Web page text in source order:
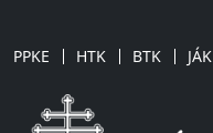
PPKE HTK BTK JÁK